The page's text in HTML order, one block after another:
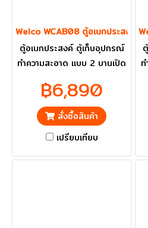
Welco WCAB08 ตู้อเนกประสงค์
ตู้อเนกประสงค์ ตู้เก็บอุปกรณ์
ทำความสะอาด แบบ 2 บานเปิด
ปริมณฑลส่งฟรี
฿6,890
สั่งซื้อสินค้า
เปรียบเทียบ